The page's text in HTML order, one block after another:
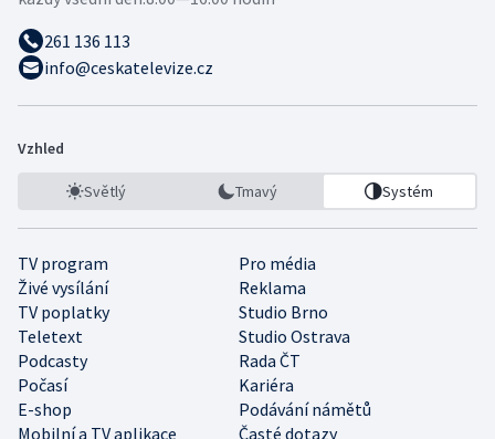
261 136 113
info@ceskatelevize.cz
Vzhled
Světlý Tmavý Systém
TV program
Pro média
Živé vysílání
Reklama
TV poplatky
Studio Brno
Teletext
Studio Ostrava
Podcasty
Rada ČT
Počasí
Kariéra
E-shop
Podávání námětů
Mobilní a TV aplikace
Časté dotazy